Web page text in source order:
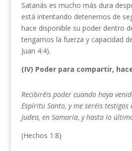
Satanás es mucho más dura
está intentando detenernos de
hace disponible su poder dentro
tengamos la fuerza y capacidad
Juan 4:4).
(IV) Poder para compartir,
Recibiréis poder cuando haya
Espíritu Santo, y me seréis testigos
Judea, en Samaria, y hasta lo
(Hechos 1:8)